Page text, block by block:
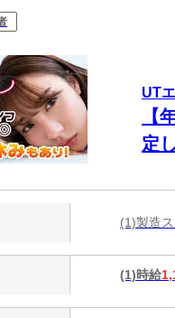
UT
【
定
(1)製造
(1)時給